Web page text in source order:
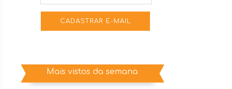
Mais vistos da semana